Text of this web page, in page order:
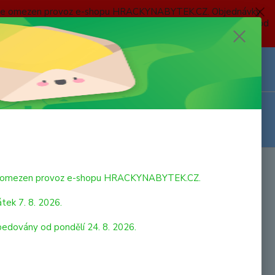
provoz e-shopu HRACKYNABYTEK.CZ. Objednávky
2026 do neděle 23. 8. 2026 budou postupně expedovány od
provoz e-shopu HRACKYNABYTEK.CZ.
7. 8. 2026.
od pondělí 24. 8. 2026.